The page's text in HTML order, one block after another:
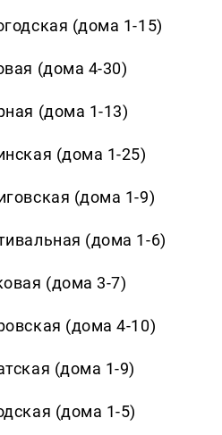
(дома 1-15)
(дома 4-30)
(дома 1-13)
(дома 1-25)
(дома 1-9)
(дома 1-6)
(дома 3-7)
(дома 4-10)
(дома 1-9)
(дома 1-5)